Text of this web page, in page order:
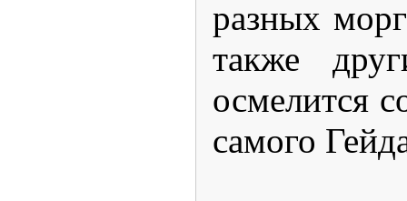
разных
также
осмелится
самого